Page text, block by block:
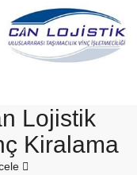
Lojistik
Kiralama